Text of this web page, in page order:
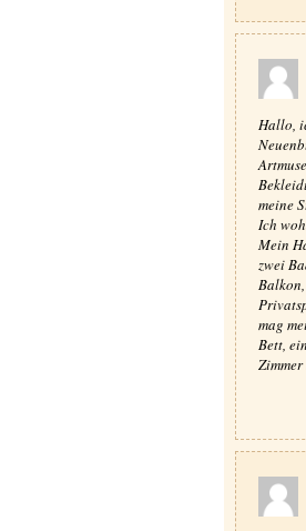
Hallo,
meine
Ich
Mein
zwei
mag
Bett,